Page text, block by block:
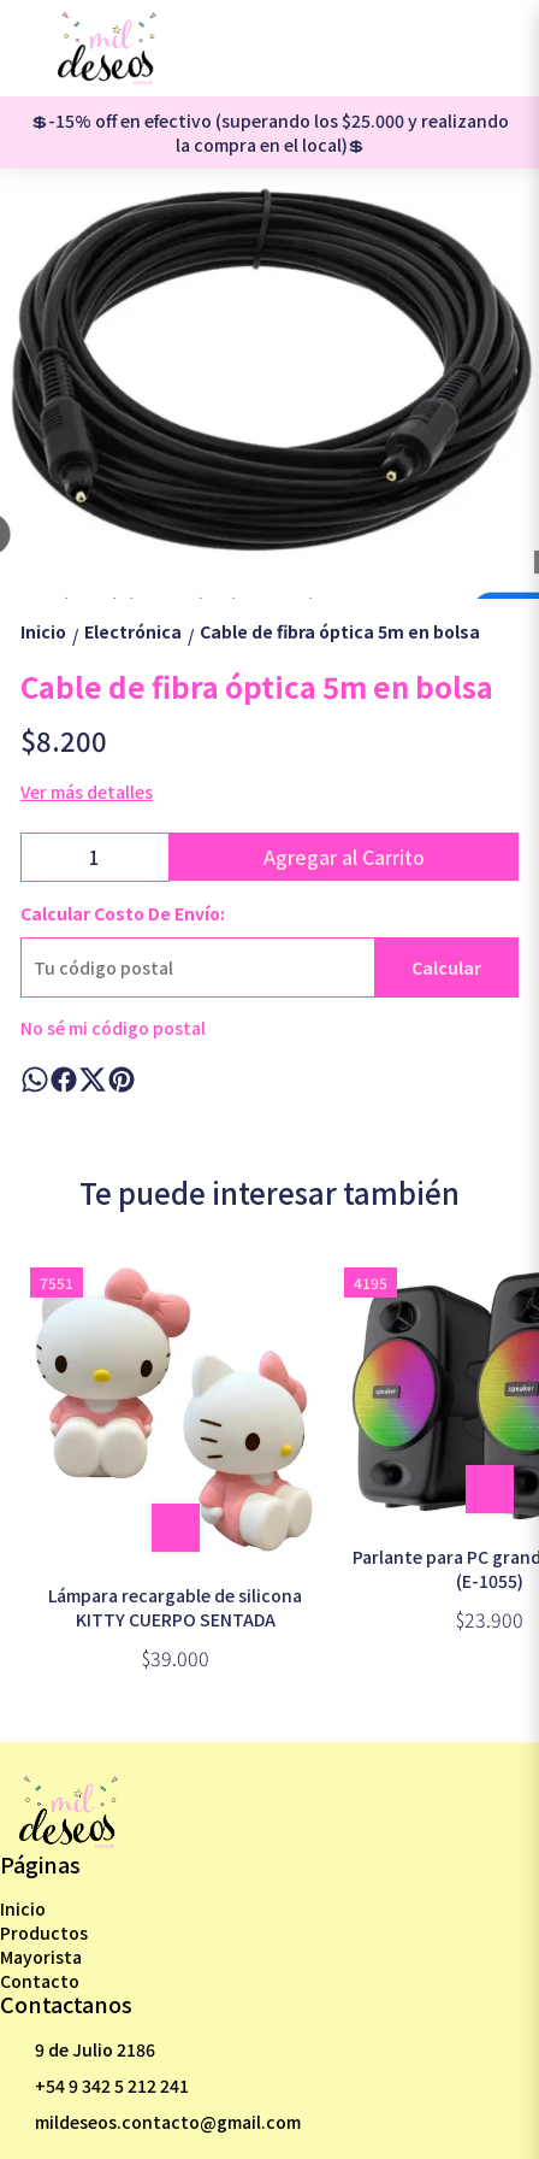
💲-15% off en efectivo (superando los $25.000 y realizando
la compra en el local)💲
Inicio / Electrónica / Cable de fibra óptica 5m en bolsa
Cable de fibra óptica 5m en bolsa
$8.200
Ver más detalles
Agregar al Carrito
Calcular Costo De Envío:
Calcular
No sé mi código postal
Te puede interesar también
7551
Lámpara recargable de silicona
KITTY CUERPO SENTADA
$39.000
4195
Parlante para PC
(E-1055)
$23.900
Páginas
Inicio
Productos
Mayorista
Contacto
Contactanos
9 de Julio 2186
+54 9 342 5 212 241
mildeseos.contacto@gmail.com